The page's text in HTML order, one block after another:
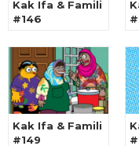
Kak Ifa & Famili
#146
Kak Ifa & Famili
#149